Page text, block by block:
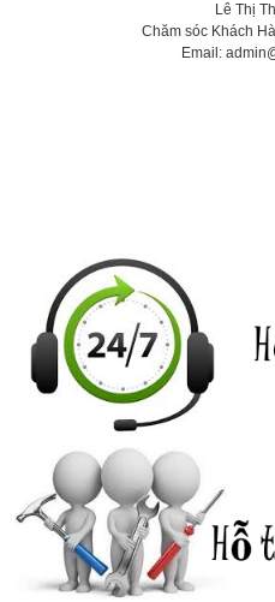
Lê Thị
Chăm sóc Khách
Email: